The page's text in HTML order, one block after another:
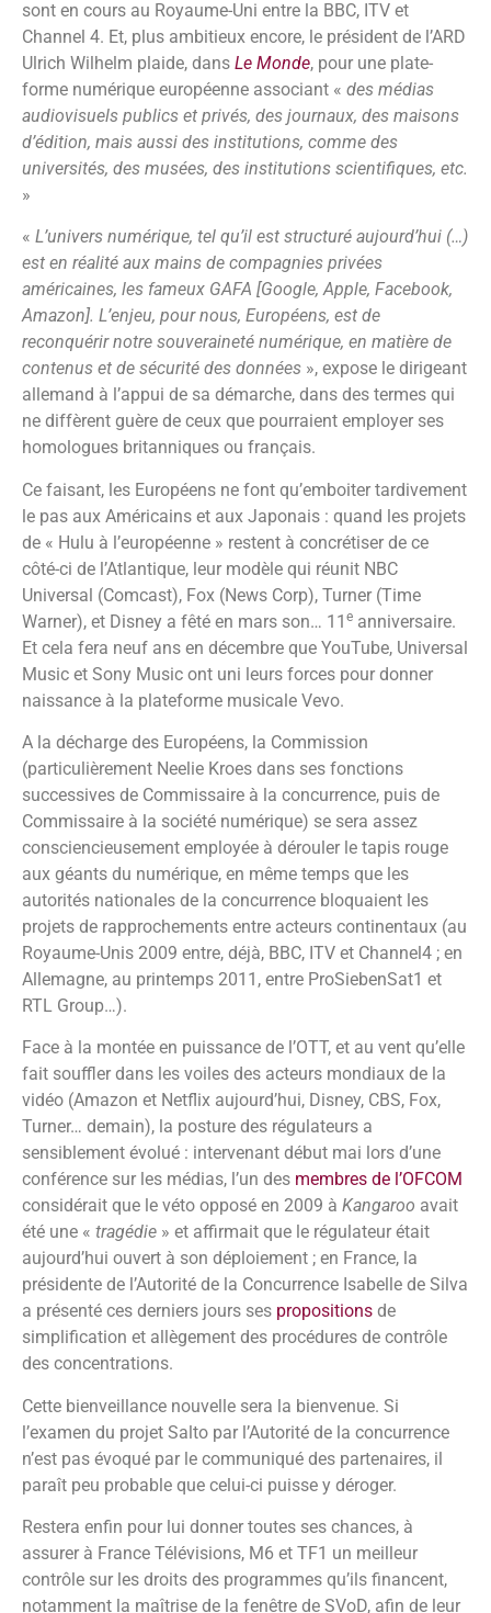
sont en cours au Royaume-Uni entre la BBC, ITV et
Channel 4. Et, plus ambitieux encore, le président de l’ARD
Ulrich Wilhelm plaide, dans Le Monde, pour une plate-
forme numérique européenne associant « des médias
audiovisuels publics et privés, des journaux, des maisons
d’édition, mais aussi des institutions, comme des
universités, des musées, des institutions scientifiques, etc.
»
« L’univers numérique, tel qu’il est structuré aujourd’hui (…)
est en réalité aux mains de compagnies privées
américaines, les fameux GAFA [Google, Apple, Facebook,
Amazon]. L’enjeu, pour nous, Européens, est de
reconquérir notre souveraineté numérique, en matière de
contenus et de sécurité des données », expose le dirigeant
allemand à l’appui de sa démarche, dans des termes qui
ne diffèrent guère de ceux que pourraient employer ses
homologues britanniques ou français.
Ce faisant, les Européens ne font qu’emboiter tardivement
le pas aux Américains et aux Japonais : quand les projets
de « Hulu à l’européenne » restent à concrétiser de ce
côté-ci de l’Atlantique, leur modèle qui réunit NBC
Universal (Comcast), Fox (News Corp), Turner (Time
Warner), et Disney a fêté en mars son… 11 e anniversaire.
Et cela fera neuf ans en décembre que YouTube, Universal
Music et Sony Music ont uni leurs forces pour donner
naissance à la plateforme musicale Vevo.
A la décharge des Européens, la Commission
(particulièrement Neelie Kroes dans ses fonctions
successives de Commissaire à la concurrence, puis de
Commissaire à la société numérique) se sera assez
consciencieusement employée à dérouler le tapis rouge
aux géants du numérique, en même temps que les
autorités nationales de la concurrence bloquaient les
projets de rapprochements entre acteurs continentaux (au
Royaume-Unis 2009 entre, déjà, BBC, ITV et Channel4 ; en
Allemagne, au printemps 2011, entre ProSiebenSat1 et
RTL Group…).
Face à la montée en puissance de l’OTT, et au vent qu’elle
fait souffler dans les voiles des acteurs mondiaux de la
vidéo (Amazon et Netflix aujourd’hui, Disney, CBS, Fox,
Turner… demain), la posture des régulateurs a
sensiblement évolué : intervenant début mai lors d’une
conférence sur les médias, l’un des membres de l’OFCOM
considérait que le véto opposé en 2009 à Kangaroo avait
été une « tragédie » et affirmait que le régulateur était
aujourd’hui ouvert à son déploiement ; en France, la
présidente de l’Autorité de la Concurrence Isabelle de Silva
a présenté ces derniers jours ses propositions de
simplification et allègement des procédures de contrôle
des concentrations.
Cette bienveillance nouvelle sera la bienvenue. Si
l’examen du projet Salto par l’Autorité de la concurrence
n’est pas évoqué par le communiqué des partenaires, il
paraît peu probable que celui-ci puisse y déroger.
Restera enfin pour lui donner toutes ses chances, à
assurer à France Télévisions, M6 et TF1 un meilleur
contrôle sur les droits des programmes qu’ils financent,
notamment la maîtrise de la fenêtre de SVoD, afin de leur